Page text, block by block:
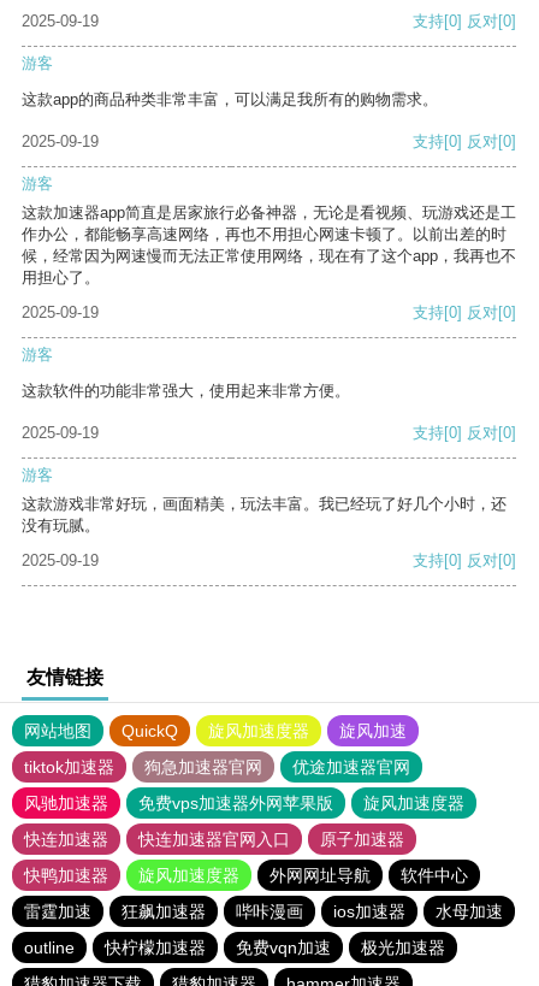
2025-09-19 支持[0] 反对[0]
游客
这款app的商品种类非常丰富，可以满足我所有的购物需求。
2025-09-19 支持[0] 反对[0]
游客
这款加速器app简直是居家旅行必备神器，无论是看视频、玩游戏还是工
作办公，都能畅享高速网络，再也不用担心网速卡顿了。以前出差的时
候，经常因为网速慢而无法正常使用网络，现在有了这个app，我再也不
用担心了。
2025-09-19
支持[0] 反对[0]
游客
这款软件的功能非常强大，使用起来非常方便。
2025-09-19 支持[0] 反对[0]
游客
这款游戏非常好玩，画面精美，玩法丰富。我已经玩了好几个小时，还
没有玩腻。
2025-09-19
支持[0] 反对[0]
友情链接
网站地图 QuickQ 旋风加速度器
旋风加速
tiktok加速器
狗急加速器官网
优途加速器官网
风驰加速器
免费vps加速器外网苹果版
旋风加速度器
快连加速器
快连加速器官网入口
原子加速器
快鸭加速器
旋风加速度器 外网网址导航
软件中心
雷霆加速
狂飙加速器 哔咔漫画 ios加速器
水母加速
outline
快柠檬加速器 免费vqn加速
极光加速器